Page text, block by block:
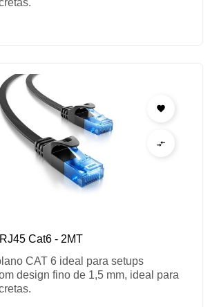


Cat6 - 2MT
CAT 6 ideal para setups
design fino de 1,5 mm, ideal para